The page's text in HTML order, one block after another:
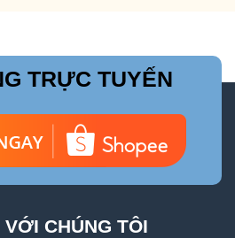
TRỰC TUYẾN
VỚI CHÚNG TÔI